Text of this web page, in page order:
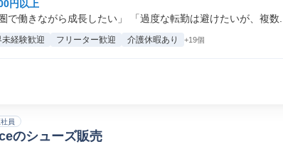
円以上
で働きながら成長したい」 「過度な転勤は避けたいが、複数...
未経験歓迎 フリーター歓迎 介護休暇あり +19個
員
のシューズ販売